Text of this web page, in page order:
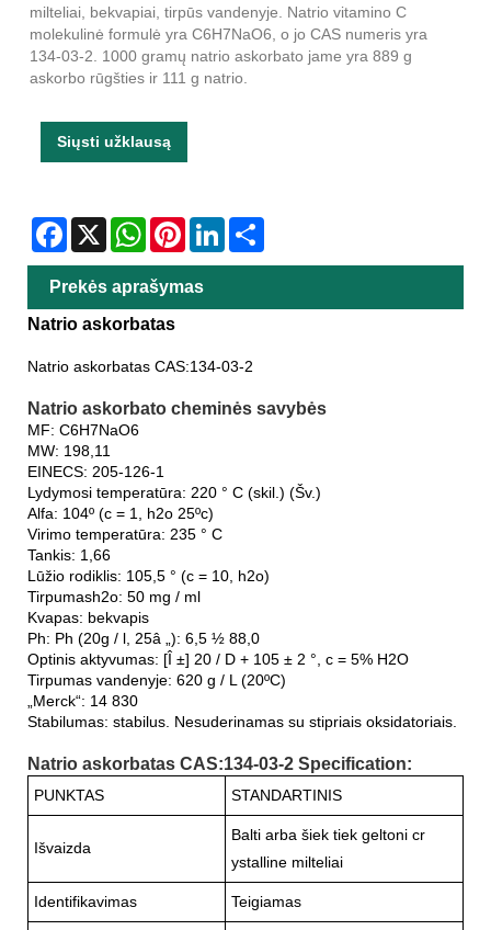
milteliai, bekvapiai, tirpūs vandenyje. Natrio vitamino C
molekulinė formulė yra C6H7NaO6, o jo CAS numeris yra
134-03-2. 1000 gramų natrio askorbato jame yra 889 g
askorbo rūgšties ir 111 g natrio.
Siųsti užklausą
Facebook
X WhatsAppPinterestLinkedIn
Prekės aprašymas
Natrio askorbatas
Natrio askorbatas CAS:134-03-2
Natrio askorbato cheminės savybės
MF: C6H7NaO6
MW: 198,11
EINECS: 205-126-1
Lydymosi temperatūra: 220 ° C (skil.) (Šv.)
Alfa: 104º (c = 1, h2o 25ºc)
Virimo temperatūra: 235 ° C
Tankis: 1,66
Lūžio rodiklis: 105,5 ° (c = 10, h2o)
Tirpumash2o: 50 mg / ml
Kvapas: bekvapis
Ph: Ph (20g / l, 25â „): 6,5 ½ 88,0
Optinis aktyvumas: [Î ±] 20 / D + 105 ± 2 °, c = 5% H2O
Tirpumas vandenyje: 620 g / L (20ºC)
„Merck“: 14 830
Stabilumas: stabilus. Nesuderinamas su stipriais oksidatoriais.
Natrio askorbatas CAS:134-03-2 Specification:
PUNKTAS STANDARTINIS
Išvaizda
Balti arba šiek tiek geltoni cr
ystalline milteliai
Identifikavimas Teigiamas